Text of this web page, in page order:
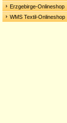
Erzgebirge-Onlineshop
WMS Textil-Onlineshop